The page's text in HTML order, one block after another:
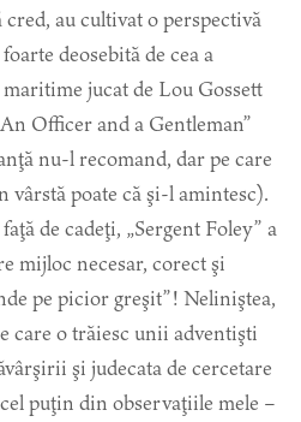
au cultivat o perspectivă
deosebită de cea a
jucat de Lou Gossett
Officer and a Gentleman”
nu-l recomand, dar pe care
poate că şi-l amintesc).
de cadeţi, „Sergent Foley” a
mijloc necesar, corect şi
pe picior greşit”! Neliniştea,
care o trăiesc unii adventişti
şi judecata de cercetare
puţin din observaţiile mele –